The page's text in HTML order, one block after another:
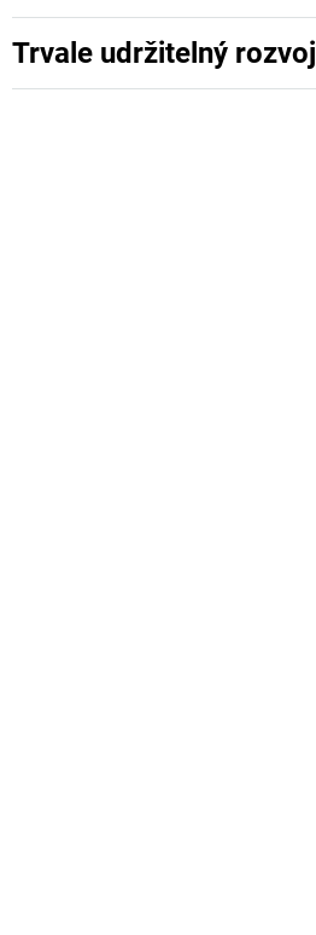
Trvale udržitelný rozvoj